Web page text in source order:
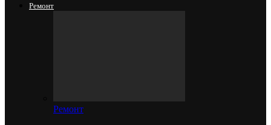
Ремонт
Ремонт